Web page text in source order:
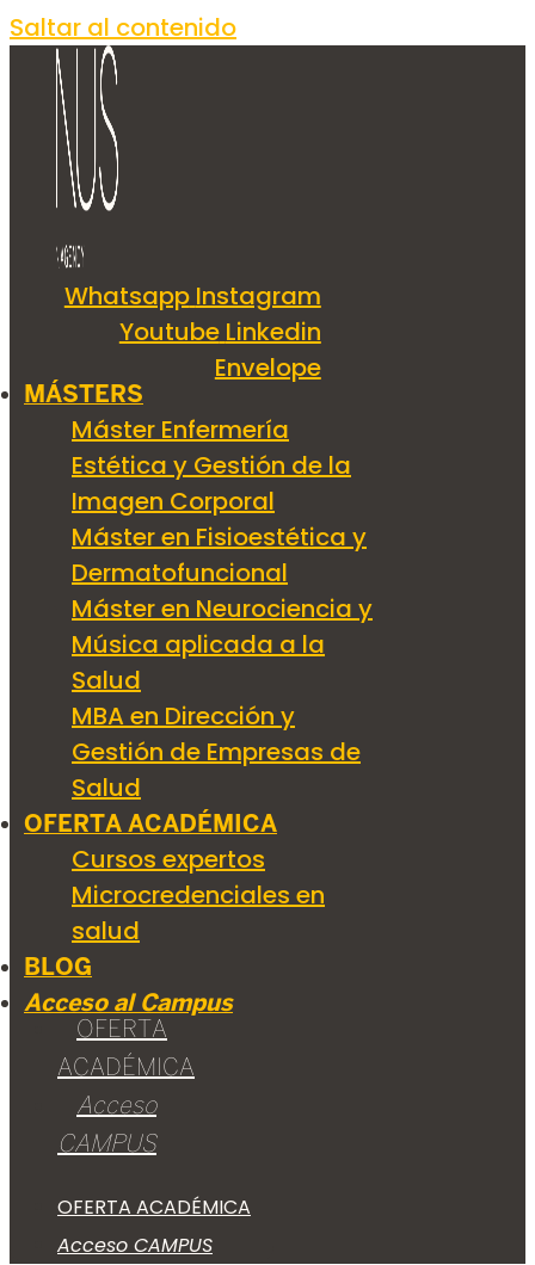
Saltar al contenido
Whatsapp Instagram
Youtube Linkedin
Envelope
MÁSTERS
Máster Enfermería
Estética y Gestión de la
Imagen Corporal
Máster en Fisioestética y
Dermatofuncional
Máster en Neurociencia y
Música aplicada a la
Salud
MBA en Dirección y
Gestión de Empresas de
Salud
OFERTA ACADÉMICA
Cursos expertos
Microcredenciales en
salud
BLOG
Acceso al Campus
OFERTA
ACADÉMICA
Acceso
CAMPUS
OFERTA ACADÉMICA
Acceso CAMPUS